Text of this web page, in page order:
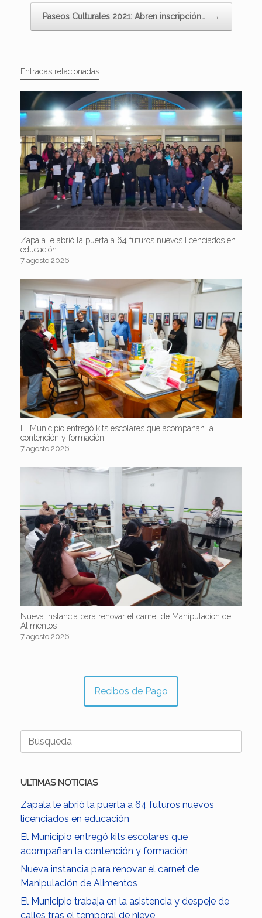
Paseos Culturales 2021: Abren inscripción… →
Entradas relacionadas
Zapala le abrió la puerta a 64 futuros nuevos licenciados en
educación
7 agosto 2026
El Municipio entregó kits escolares que acompañan la
contención y formación
7 agosto 2026
Nueva instancia para renovar el carnet de Manipulación de
Alimentos
7 agosto 2026
Recibos de Pago
Buscar:
ULTIMAS NOTICIAS
Zapala le abrió la puerta a 64 futuros nuevos
licenciados en educación
El Municipio entregó kits escolares que
acompañan la contención y formación
Nueva instancia para renovar el carnet de
Manipulación de Alimentos
El Municipio trabaja en la asistencia y despeje de
calles tras el temporal de nieve